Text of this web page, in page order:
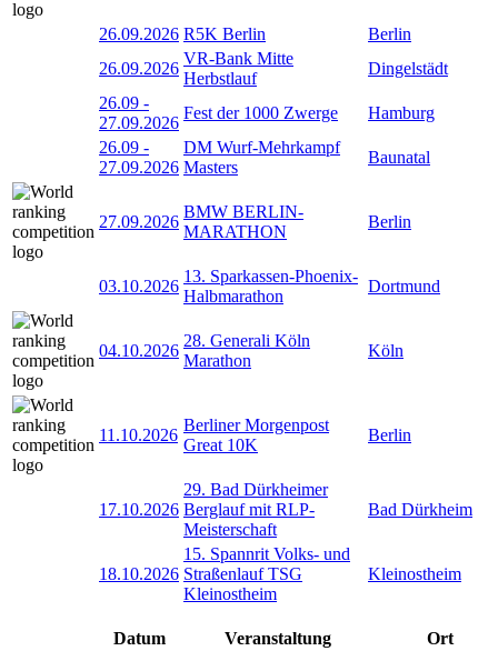
26.09.2026 R5K Berlin
Berlin
26.09.2026
VR-Bank Mitte
Herbstlauf
Dingelstädt
26.09 -
27.09.2026
Fest der 1000 Zwerge
Hamburg
26.09 -
27.09.2026
DM Wurf-Mehrkampf
Masters
Baunatal
27.09.2026
BMW BERLIN-
MARATHON
Berlin
03.10.2026
13. Sparkassen-Phoenix-
Halbmarathon
Dortmund
04.10.2026
28. Generali Köln
Marathon
Köln
11.10.2026
Berliner Morgenpost
Great 10K
Berlin
17.10.2026
29. Bad Dürkheimer
Berglauf mit RLP-
Meisterschaft
Bad Dürkheim
18.10.2026
15. Spannrit Volks- und
Straßenlauf TSG
Kleinostheim
Kleinostheim
Datum Veranstaltung
Ort